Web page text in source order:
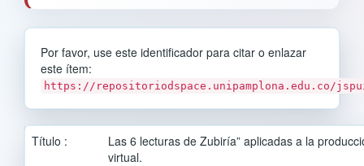
Por favor, use este identificador para citar o enlazar
este ítem:
https://repositoriodspace.unipamplona.edu.co/
Título :
Las 6 lecturas de Zubiría” aplicadas a la
virtual.